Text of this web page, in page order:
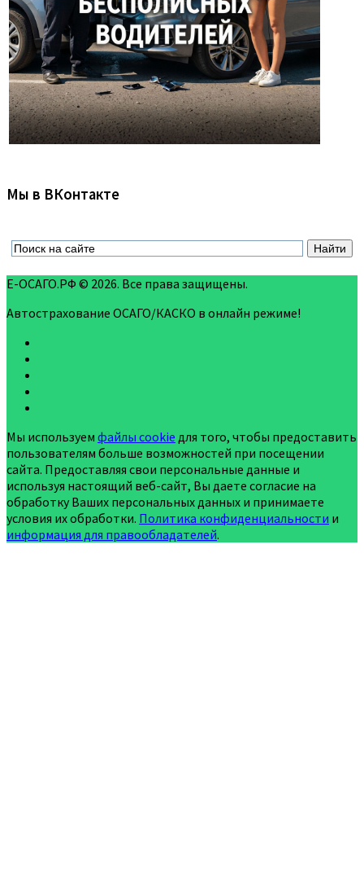
Мы в ВКонтакте
Е-ОСАГО.РФ © 2026. Все права защищены.
Автострахование ОСАГО/КАСКО в онлайн режиме!
Мы используем файлы cookie для того, чтобы предоставить
пользователям больше возможностей при посещении
сайта. Предоставляя свои персональные данные и
используя настоящий веб-сайт, Вы даете согласие на
обработку Ваших персональных данных и принимаете
условия их обработки. Политика конфиденциальности и
информация для правообладателей.